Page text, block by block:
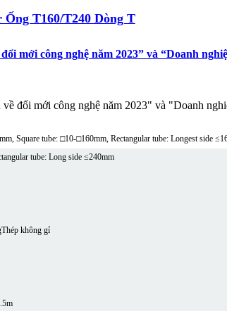
T160/T240 Dòng T
Square tube: □10-□160mm, Rectangular tube: Longest side
tube: Long side ≤240mm
Thép không gỉ
mới công nghệ năm 2023” và “Doanh
đổi mới công nghệ năm 2023" và "Doanh